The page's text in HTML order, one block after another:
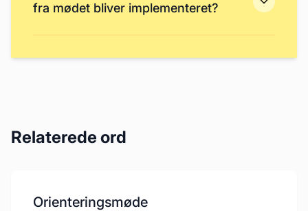
fra mødet bliver implementeret?
Relaterede ord
Orienteringsmøde